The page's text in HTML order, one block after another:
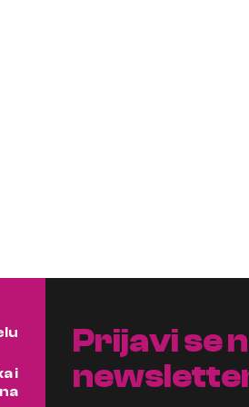
i
Prijavi se